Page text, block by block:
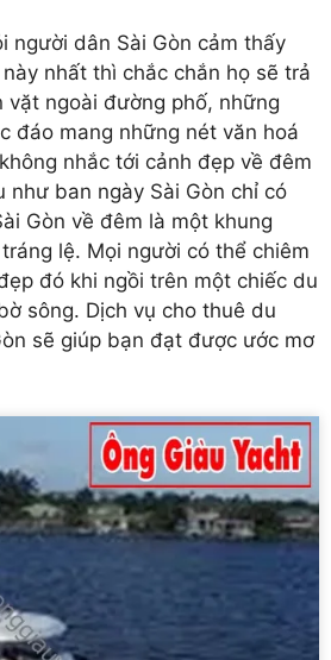
người dân Sài Gòn cảm thấy
nhất thì chắc chắn họ sẽ trả
vặt ngoài đường phố, những
đáo mang những nét văn hoá
nhắc tới cảnh đẹp về đêm
như ban ngày Sài Gòn chỉ có
Gòn về đêm là một khung
lệ. Mọi người có thể chiêm
đó khi ngồi trên một chiếc du
sông. Dịch vụ cho thuê du
sẽ giúp bạn đạt được ước mơ